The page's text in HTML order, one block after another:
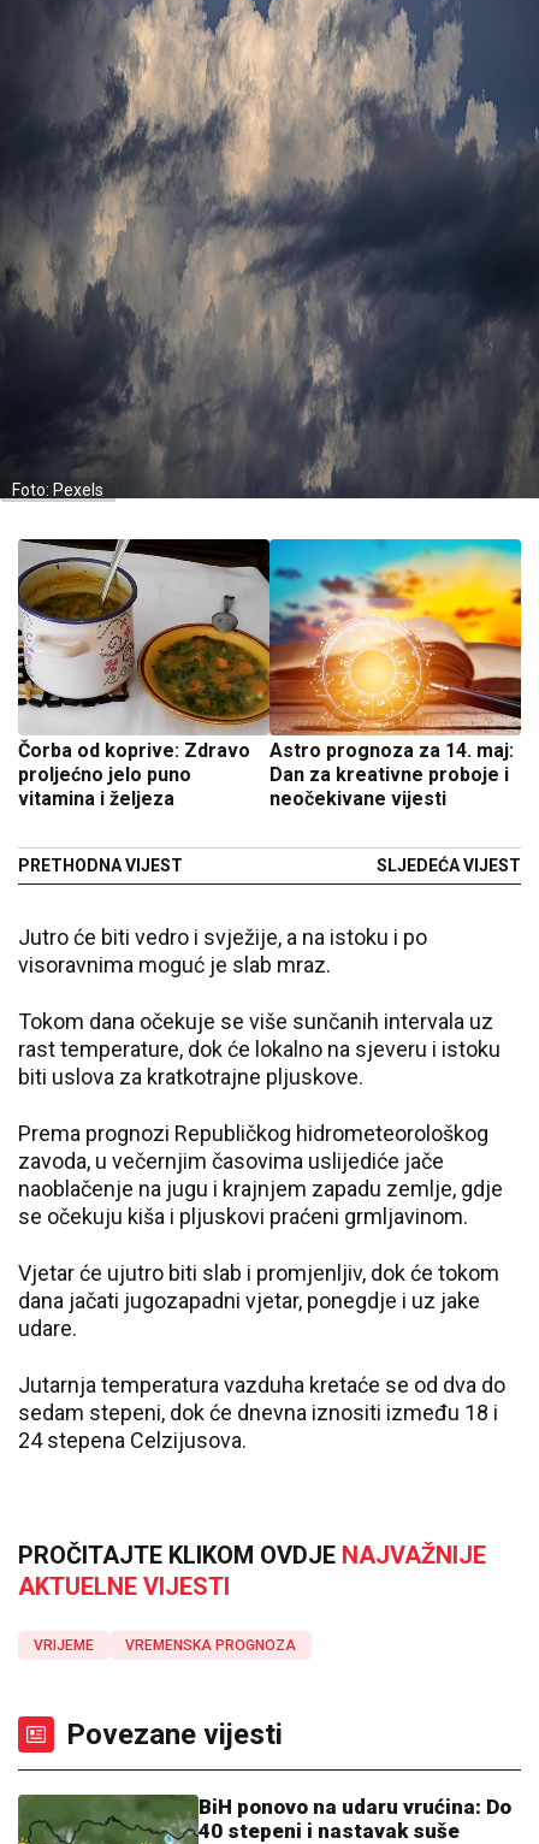
Foto: Pexels
Čorba od koprive: Zdravo
proljećno jelo puno
vitamina i željeza
PRETHODNA VIJEST
Astro prognoza za 14. maj:
Dan za kreativne proboje i
neočekivane vijesti
SLJEDEĆA VIJEST
Jutro će biti vedro i svježije, a na istoku i po
visoravnima moguć je slab mraz.
Tokom dana očekuje se više sunčanih intervala uz
rast temperature, dok će lokalno na sjeveru i istoku
biti uslova za kratkotrajne pljuskove.
Prema prognozi Republičkog hidrometeorološkog
zavoda, u večernjim časovima uslijediće jače
naoblačenje na jugu i krajnjem zapadu zemlje, gdje
se očekuju kiša i pljuskovi praćeni grmljavinom.
Vjetar će ujutro biti slab i promjenljiv, dok će tokom
dana jačati jugozapadni vjetar, ponegdje i uz jake
udare.
Jutarnja temperatura vazduha kretaće se od dva do
sedam stepeni, dok će dnevna iznositi između 18 i
24 stepena Celzijusova.
PROČITAJTE KLIKOM OVDJE NAJVAŽNIJE
AKTUELNE VIJESTI
VRIJEME VREMENSKA PROGNOZA
Povezane vijesti
BiH ponovo na udaru vrućina: Do
40 stepeni i nastavak suše